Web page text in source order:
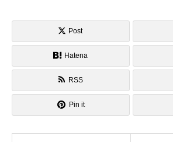
Post
Hatena
RSS
Pin it